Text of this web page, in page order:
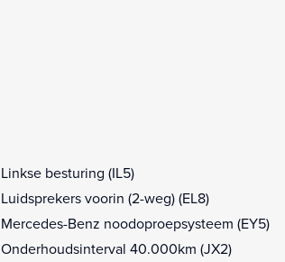
Linkse besturing (IL5)
Luidsprekers voorin (2-weg) (EL8)
Mercedes-Benz noodoproepsysteem (EY5)
Onderhoudsinterval 40.000km (JX2)